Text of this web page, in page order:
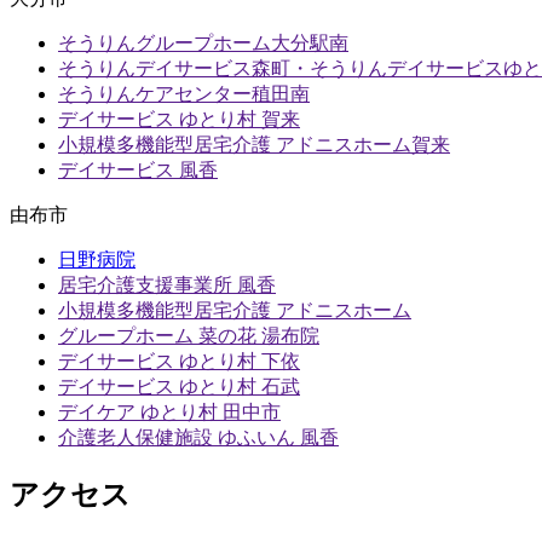
そうりんグループホーム大分駅南
そうりんデイサービス森町・ そうりんデイサービスゆ
そうりんケアセンター稙田南
デイサービス ゆとり村 賀来
小規模多機能型居宅介護 アドニスホーム賀来
デイサービス 風香
由布市
日野病院
居宅介護支援事業所 風香
小規模多機能型居宅介護 アドニスホーム
グループホーム 菜の花 湯布院
デイサービス ゆとり村 下依
デイサービス ゆとり村 石武
デイケア ゆとり村 田中市
介護老人保健施設 ゆふいん 風香
アクセス